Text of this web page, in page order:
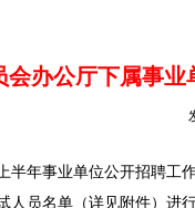
会办公厅下属事
年事业单位公开招聘工
人员名单（详见附件）进